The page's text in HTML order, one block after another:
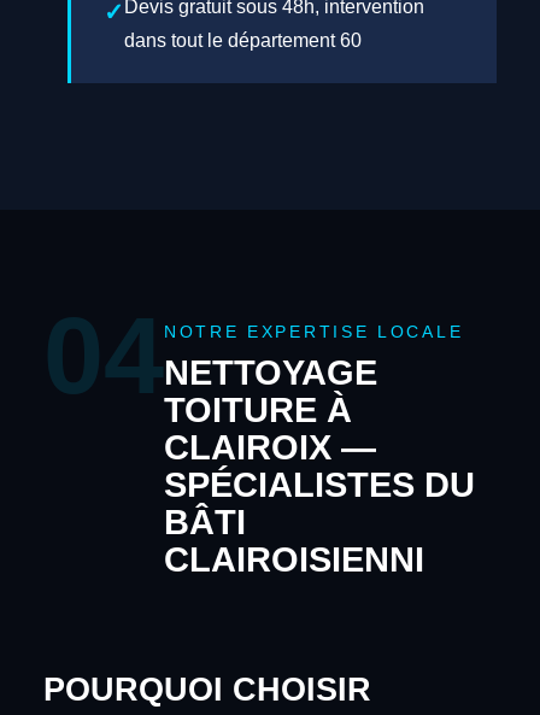
Devis gratuit sous 48h, intervention
dans tout le département 60
04 NOTRE EXPERTISE LOCALE
NETTOYAGE
TOITURE À
CLAIROIX —
SPÉCIALISTES DU
BÂTI
CLAIROISIENNI
POURQUOI CHOISIR